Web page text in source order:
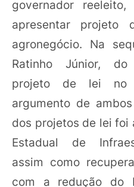
governador
apresentar
agronegócio. Na
Ratinho Júnior, do
projeto de lei no
argumento de
dos projetos de lei foi
Estadual de
assim como
com a redução do